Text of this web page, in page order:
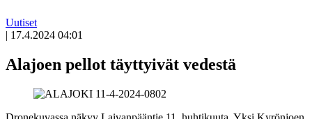
Uutiset
| 17.4.2024 04:01
Alajoen pellot täyttyivät vedestä